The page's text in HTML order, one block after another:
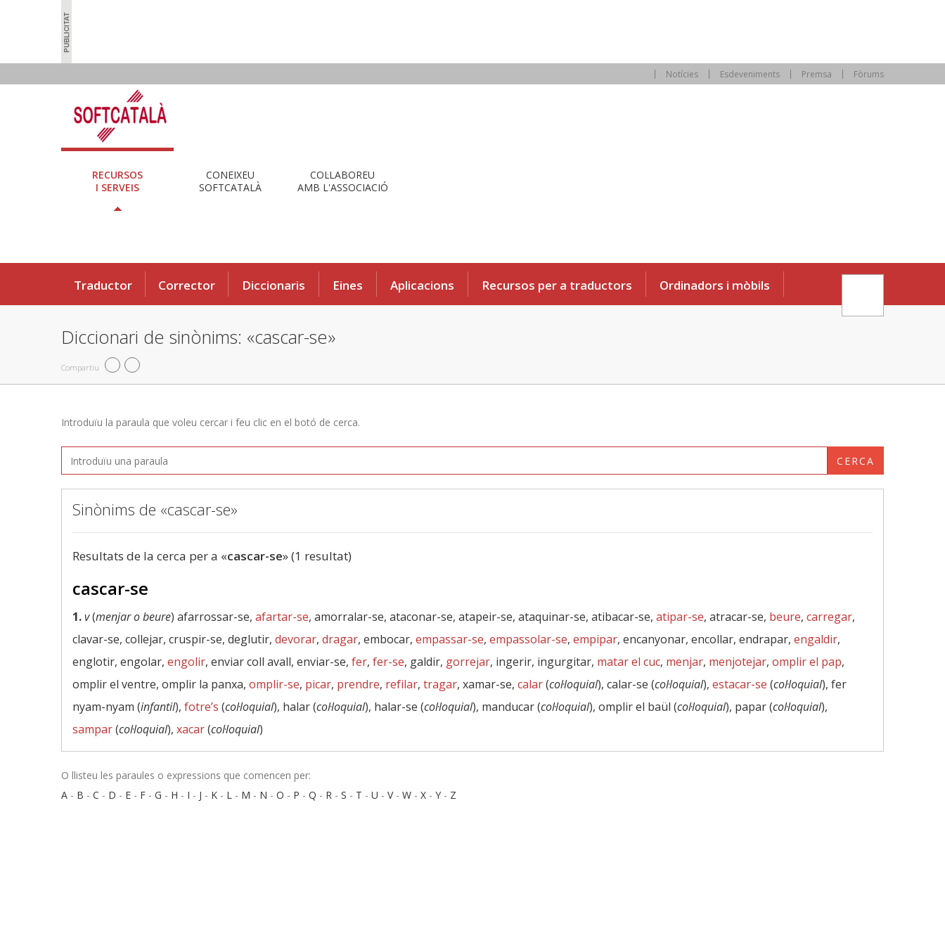
Notícies Esdeveniments Premsa Fòrums
RECURSOS
I SERVEIS
CONEIXEU
SOFTCATALÀ
COL·LABOREU
AMB L'ASSOCIACIÓ
Traductor Corrector Diccionaris Eines Aplicacions Recursos per a traductors Ordinadors i mòbils
Diccionari de sinònims: «cascar-se»
Compartiu
Introduïu la paraula que voleu cercar i feu clic en el botó de cerca.
CERCA
Sinònims de «cascar-se»
Resultats de la cerca per a «cascar-se» (1 resultat)
cascar-se
1.v(menjar o beure) afarrossar-se, afartar-se, amorralar-se, ataconar-se, atapeir-se, ataquinar-se, atibacar-se, atipar-se, atracar-se, beure, carregar,
clavar-se, collejar, cruspir-se, deglutir, devorar, dragar, embocar, empassar-se, empassolar-se, empipar, encanyonar, encollar, endrapar, engaldir,
englotir, engolar, engolir, enviar coll avall, enviar-se, fer, fer-se, galdir, gorrejar, ingerir, ingurgitar, matar el cuc, menjar, menjotejar, omplir el pap,
omplir el ventre, omplir la panxa, omplir-se, picar, prendre, refilar, tragar, xamar-se, calar(col·loquial), calar-se (col·loquial), estacar-se (col·loquial), fer
nyam-nyam (infantil), fotre’s (col·loquial), halar (col·loquial), halar-se (col·loquial), manducar (col·loquial), omplir el baül (col·loquial), papar (col·loquial),
sampar(col·loquial), xacar(col·loquial)
O llisteu les paraules o expressions que comencen per:
A - B - C - D - E - F - G - H - I - J - K - L - M - N - O - P - Q - R - S - T - U - V- W - X - Y - Z